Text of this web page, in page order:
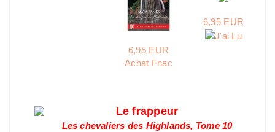
6,95 EUR
Achat Fnac
6,95 EUR
Le frappeur
Les chevaliers des Highlands, Tome 10